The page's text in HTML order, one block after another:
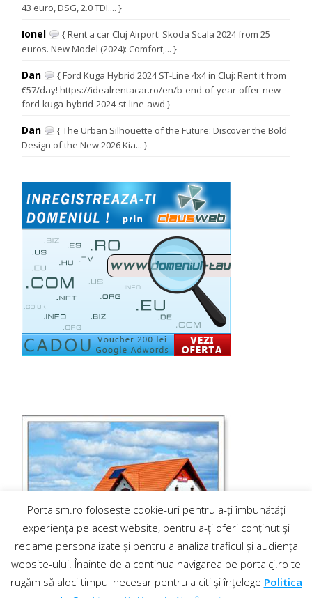
43 euro, DSG, 2.0 TDI.... }
Ionel
{ Rent a car Cluj Airport: Skoda Scala 2024 from 25
euros. New Model (2024): Comfort,... }
Dan
{ Ford Kuga Hybrid 2024 ST-Line 4x4 in Cluj: Rent it from
€57/day! https://idealrentacar.ro/en/b-end-of-year-offer-new-
ford-kuga-hybrid-2024-st-line-awd }
Dan
{ The Urban Silhouette of the Future: Discover the Bold
Design of the New 2026 Kia... }
Portalsm.ro folosește cookie-uri pentru a-ți îmbunătăți
experiența pe acest website, pentru a-ți oferi conținut și
reclame personalizate și pentru a analiza traficul și audiența
website-ului. Înainte de a continua navigarea pe portalcj.ro te
rugăm să aloci timpul necesar pentru a citi și înțelege Politica